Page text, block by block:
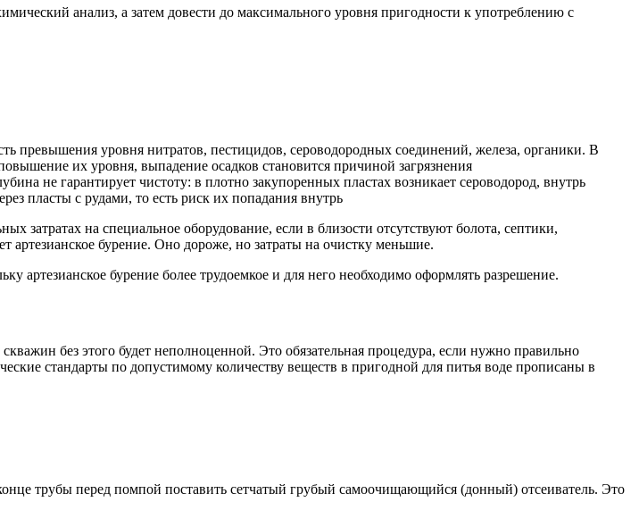
анализ, а затем довести до максимального уровня пригодности к употреблению с
превышения уровня нитратов, пестицидов, сероводородных соединений, железа, органики. В
их уровня, выпадение осадков становится причиной загрязнения
не гарантирует чистоту: в плотно закупоренных пластах возникает сероводород, внутрь
пласты с рудами, то есть риск их попадания внутрь
затратах на специальное оборудование, если в близости отсутствуют болота, септики,
бурение. Оно дороже, но затраты на очистку меньшие.
бурение более трудоемкое и для него необходимо оформлять разрешение.
без этого будет неполноценной. Это обязательная процедура, если нужно правильно
стандарты по допустимому количеству веществ в пригодной для питья воде прописаны в
трубы перед помпой поставить сетчатый грубый самоочищающийся (донный) отсеиватель. Это